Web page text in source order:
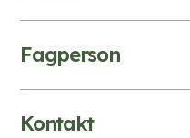
Fagperson
Kontakt